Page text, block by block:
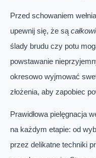
Przed schowaniem
upewnij się, że są
ślady brudu czy potu
powstawanie
okresowo wyjmować
złożenia, aby zapobiec
Prawidłowa pielęgnacja
na każdym etapie: od
przez delikatne techniki